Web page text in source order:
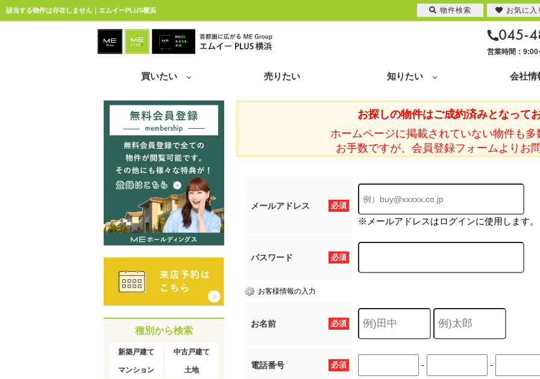
該当する物件は存在しません｜エムイーPLUS横浜
045-
営業時間：
買いたい 売りたい 知りたい 会社情
お探しの物件はご成約済みとなってお
ホームページに掲載されていない物件も多
お手数ですが、会員登録フォームよりお
必須
メールアドレス
※メールアドレスはログインに使用します。
必須
パスワード
お客様情報の入力
必須
お名前
必須
電話番号 - -
種別から検索
新築戸建て 中古戸建て
マンション 土地
物件検索 お気に入